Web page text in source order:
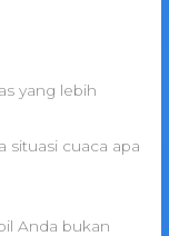
yang lebih
situasi cuaca apa
Anda bukan